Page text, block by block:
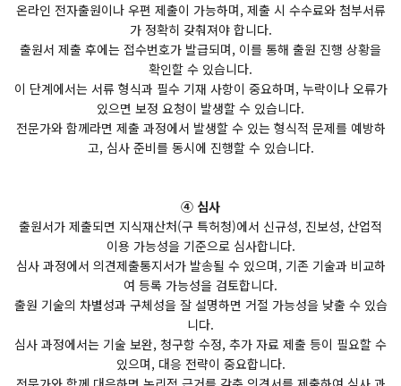
온라인 전자출원이나 우편 제출이 가능하며, 제출 시 수수료와 첨부서류
가 정확히 갖춰져야 합니다.
출원서 제출 후에는 접수번호가 발급되며, 이를 통해 출원 진행 상황을
확인할 수 있습니다.
이 단계에서는 서류 형식과 필수 기재 사항이 중요하며, 누락이나 오류가
있으면 보정 요청이 발생할 수 있습니다.
전문가와 함께라면 제출 과정에서 발생할 수 있는 형식적 문제를 예방하
고, 심사 준비를 동시에 진행할 수 있습니다.
④ 심사
출원서가 제출되면 지식재산처(구 특허청)에서 신규성, 진보성, 산업적
이용 가능성을 기준으로 심사합니다.
심사 과정에서 의견제출통지서가 발송될 수 있으며, 기존 기술과 비교하
여 등록 가능성을 검토합니다.
출원 기술의 차별성과 구체성을 잘 설명하면 거절 가능성을 낮출 수 있습
니다.
심사 과정에서는 기술 보완, 청구항 수정, 추가 자료 제출 등이 필요할 수
있으며, 대응 전략이 중요합니다.